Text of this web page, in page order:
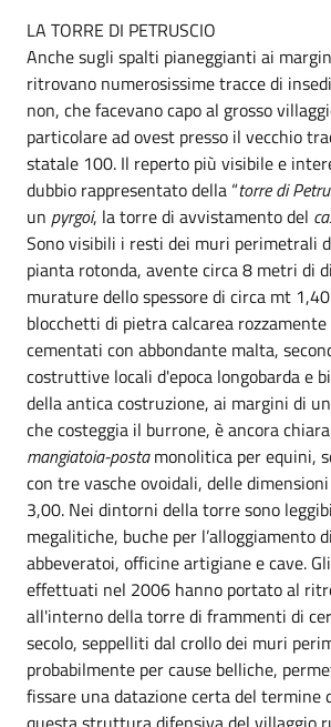
LA TORRE DI PETRUSCIO
Anche sugli spalti pianeggianti ai
ritrovano numerosissime tracce di
non, che facevano capo al grosso
particolare ad ovest presso il vecchio
statale 100. Il reperto più visibile e
dubbio rappresentato della “torre di
un pyrgoi, la torre di avvistamento del
Sono visibili i resti dei muri perimetrali
pianta rotonda, avente circa 8 metri di
murature dello spessore di circa mt
blocchetti di pietra calcarea
cementati con abbondante malta,
costruttive locali d'epoca longobarda e
della antica costruzione, ai margini di
che costeggia il burrone, è ancora
mangiatoia-postamonolitica per equini,
con tre vasche ovoidali, delle
3,00. Nei dintorni della torre sono
megalitiche, buche per l’alloggiamento
abbeveratoi, officine artigiane e cave.
effettuati nel 2006 hanno portato al
all'interno della torre di frammenti di
secolo, seppelliti dal crollo dei muri
probabilmente per cause belliche,
fissare una datazione certa del termine